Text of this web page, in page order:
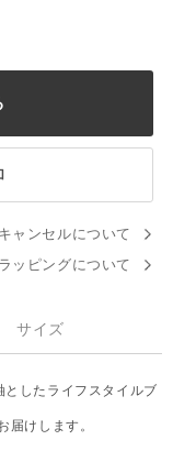
ャンセルについて
ッピングについて
サイズ
したライフスタイルブ
届けします。